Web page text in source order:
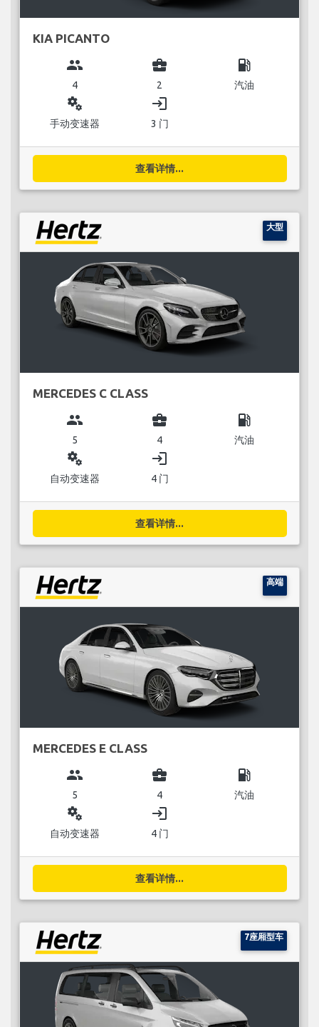
KIA PICANTO
group
4
business_center
2
local_gas_station
汽油
miscellaneous_services
手动变速器
login
3 门
查看详情...
大型
MERCEDES C CLASS
group
5
business_center
4
local_gas_station
汽油
miscellaneous_services
自动变速器
login
4 门
查看详情...
高端
MERCEDES E CLASS
group
5
business_center
4
local_gas_station
汽油
miscellaneous_services
自动变速器
login
4 门
查看详情...
7座厢型车